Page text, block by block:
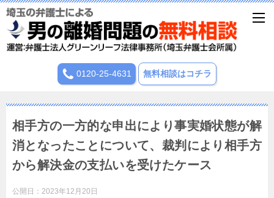
0120-25-4631 無料相談はコチラ
相手方の一方的な申出により事実婚状態が解
消となったことについて、裁判により相手方
から解決金の支払いを受けたケース
公開日： 2023年12月20日